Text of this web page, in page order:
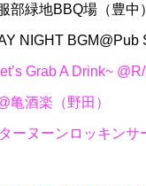
部緑地BBQ場（豊中）
NIGHT BGM@Pub
Grab A Drink~
亀酒楽（野田）
ーヌーンロッキン